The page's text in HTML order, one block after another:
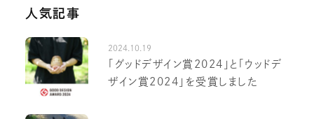
人気記事
2024.10.19
「グッドデザイン賞2024」と「ウッドデ
ザイン賞2024」を受賞しました